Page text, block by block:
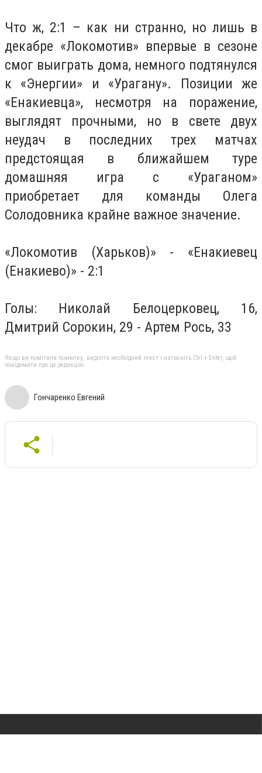
Что ж, 2:1 – как ни странно, но лишь в
декабре «Локомотив» впервые в сезоне
смог выиграть дома, немного подтянулся
к «Энергии» и «Урагану». Позиции же
«Енакиевца», несмотря на поражение,
выглядят прочными, но в свете двух
неудач в последних трех матчах
предстоящая в ближайшем туре
домашняя игра с «Ураганом»
приобретает для команды Олега
Солодовника крайне важное значение.
«Локомотив (Харьков)» - «Енакиевец
(Енакиево)» - 2:1
Голы: Николай Белоцерковец, 16,
Дмитрий Сорокин, 29 - Артем Рось, 33
Якщо ви помітили помилку, виділіть необхідний текст і натисніть Ctrl + Enter, щоб
повідомити про це редакцію
Гончаренко Евгений